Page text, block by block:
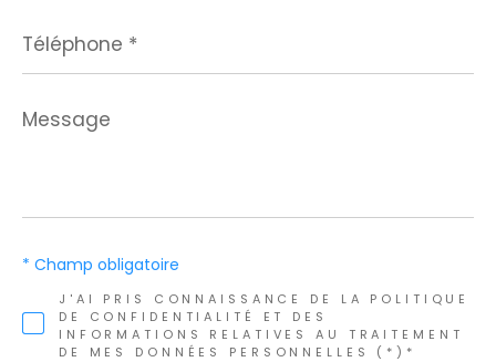
*
Message
*
J'AI PRIS CONNAISSANCE DE LA POLITIQUE
DE CONFIDENTIALITÉ ET DES
INFORMATIONS RELATIVES AU TRAITEMENT
DE MES DONNÉES PERSONNELLES (*)*
* Champ obligatoire